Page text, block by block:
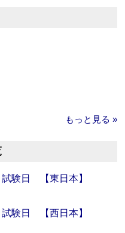
もっと見る »
験日 【東日本】
験日 【西日本】